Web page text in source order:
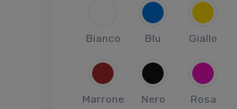
S (36-38)
L (43-46)
40-41
XL (47-49)
Bianco Blu Giallo
Marrone Nero Rosa